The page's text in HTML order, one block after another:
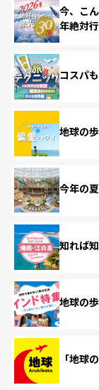
今、こ
年絶対
コスパ
地球の
今年の
知れば
地球の
「地球